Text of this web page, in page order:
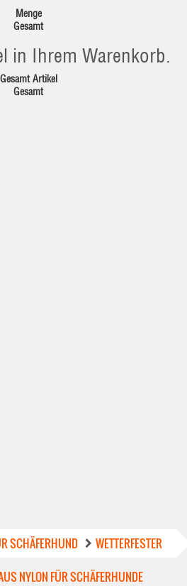
Menge
Gesamt
in Ihrem Warenkorb.
Gesamt Artikel
Gesamt
SCHÄFERHUND
WETTERFESTER
NYLON FÜR SCHÄFERHUNDE